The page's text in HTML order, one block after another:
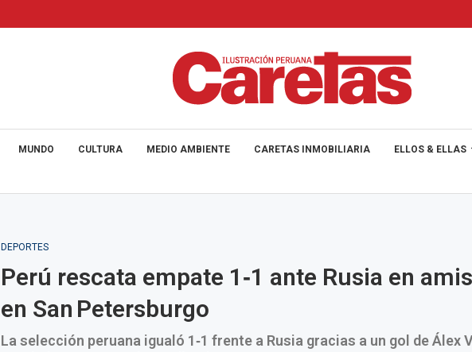
MUNDO CULTURA MEDIO AMBIENTE CARETAS INMOBILIARIA ELLOS & ELLAS
DEPORTES
Perú rescata empate 1‑1 ante Rusia en
en San Petersburgo
La selección peruana igualó 1‑1 frente a Rusia gracias a un gol de Álex